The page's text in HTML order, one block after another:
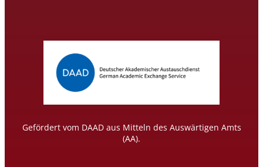
Gefördert vom DAAD aus Mitteln des Auswärtigen Amts
(AA).